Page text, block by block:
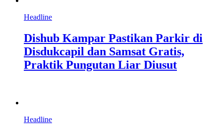
Headline
Dishub Kampar Pastikan Parkir di
Disdukcapil dan Samsat Gratis,
Praktik Pungutan Liar Diusut
Headline